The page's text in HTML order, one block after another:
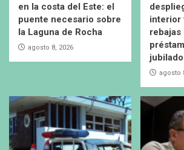
en la costa del Este: el
puente necesario sobre
la Laguna de Rocha
agosto 8, 2026
interior
rebajas
agosto